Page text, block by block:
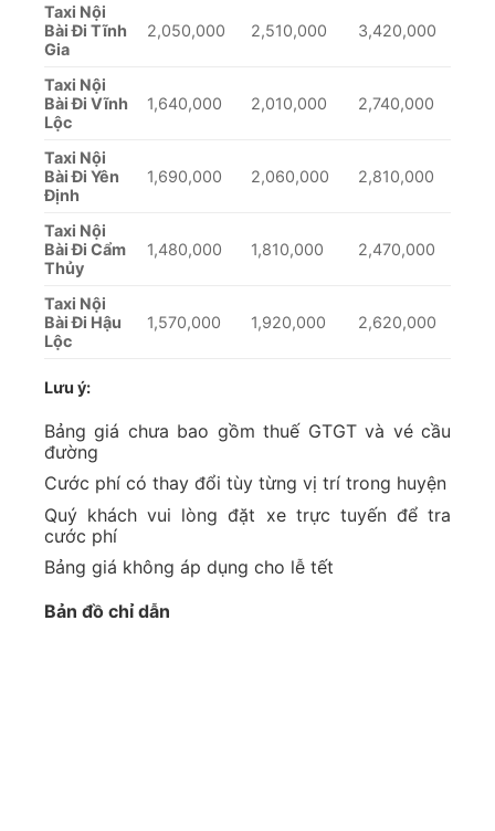
Taxi Nội
Bài Đi Tĩnh
Gia
2,050,000 2,510,000 3,420,000
Taxi Nội
Bài Đi Vĩnh
Lộc
1,640,000 2,010,000 2,740,000
Taxi Nội
Bài Đi Yên
Định
1,690,000 2,060,000 2,810,000
Taxi Nội
Bài Đi Cẩm
Thủy
1,480,000 1,810,000 2,470,000
Taxi Nội
Bài Đi Hậu
Lộc
1,570,000 1,920,000 2,620,000
Lưu ý:
Bảng giá chưa bao gồm thuế GTGT và vé cầu
đường
Cước phí có thay đổi tùy từng vị trí trong huyện
Quý khách vui lòng đặt xe trực tuyến để tra
cước phí
Bảng giá không áp dụng cho lễ tết
Bản đồ chỉ dẫn